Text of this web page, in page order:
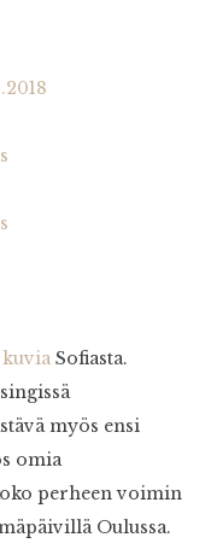
kuvia Sofiasta.
myös ensi
omia
perheen voimin
Oulussa.